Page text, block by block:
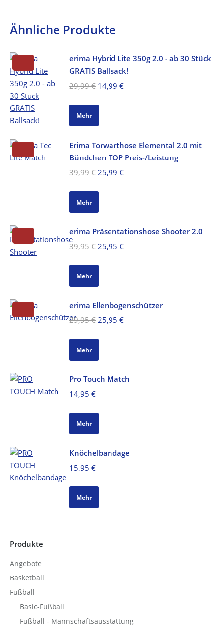
Ähnliche Produkte
erima Hybrid Lite 350g 2.0 - ab 30 Stück
GRATIS Ballsack!
29,99€ Ursprünglicher
14,99 €Aktueller
Mehr
Erima Torwarthose Elemental 2.0 mit
Bündchen TOP Preis-/Leistung
39,99€ Ursprünglicher
25,99 €Aktueller
Mehr
erima Präsentationshose Shooter 2.0
39,95€ Ursprünglicher
25,95 €Aktueller
Mehr
erima Ellenbogenschützer
29,95€ Ursprünglicher
25,95 €Aktueller
Mehr
Pro Touch Match
14,95 €
Mehr
Knöchelbandage
15,95 €
Mehr
Produkte
Angebote
Basketball
Fußball
Basic-Fußball
Fußball - Mannschaftsausstattung